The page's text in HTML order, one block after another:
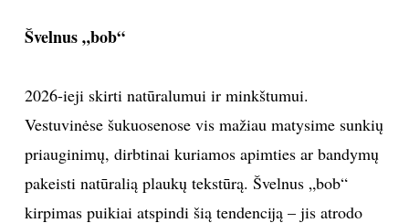
Švelnus „bob“
2026-ieji skirti natūralumui ir minkštumui.
Vestuvinėse šukuosenose vis mažiau matysime sunkių
priauginimų, dirbtinai kuriamos apimties ar bandymų
pakeisti natūralią plaukų tekstūrą. Švelnus „bob“
kirpimas puikiai atspindi šią tendenciją – jis atrodo